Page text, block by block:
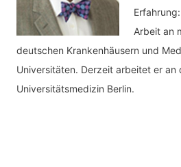
Arbeit an
deutschen Krankenhäusern und
Universitäten. Derzeit arbeitet er an
Universitätsmedizin Berlin.